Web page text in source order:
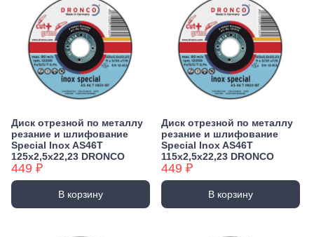
Диск отрезной по металлу
резание и шлифование
Special Inox AS46T
125x2,5x22,23 DRONCO
449 ₽
В корзину
Диск отрезной по металлу
резание и шлифование
Special Inox AS46T
115x2,5x22,23 DRONCO
449 ₽
В корзину